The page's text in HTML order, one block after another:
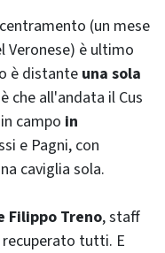
(un mese
Veronese) è ultimo
è distante una sola
che all'andata il Cus
campo in
e Pagni, con
caviglia sola.
Filippo Treno, staff
tutti. E